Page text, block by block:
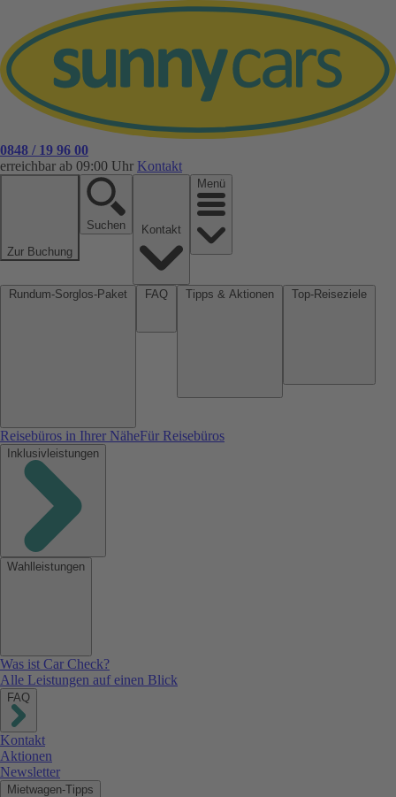
0848 / 19 96 00
erreichbar ab 09:00 Uhr Kontakt
Zur Buchung
Suchen
Menü
Reisebüros in Ihrer NäheFür Reisebüros
Inklusivleistungen
Wahlleistungen
Was ist Car Check?
Alle Leistungen auf einen Blick
FAQ
Kontakt
Aktionen
Newsletter
Mietwagen-Tipps